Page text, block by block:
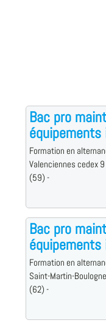
Bac pro
Formation en
Valenciennes cedex 9
(59) -
Bac pro
Formation en
Saint-Martin-Boulogne
(62) -